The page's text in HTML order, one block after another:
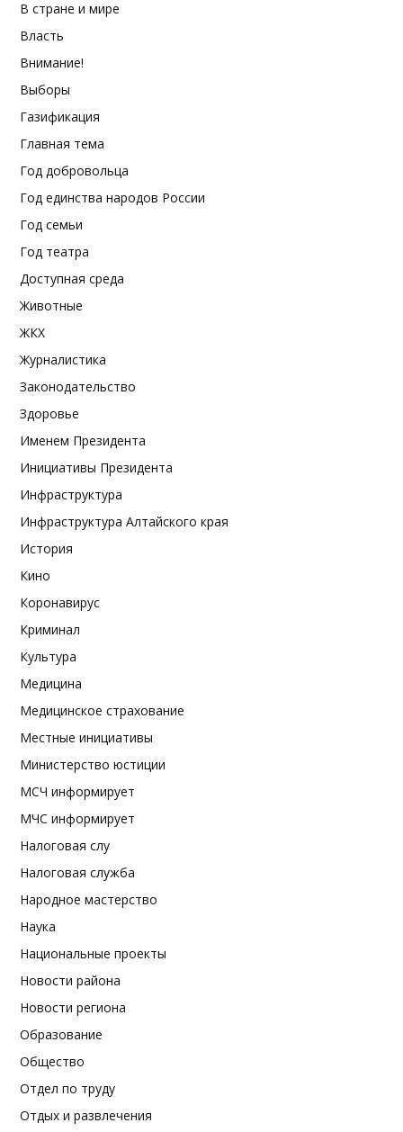
В стране и мире
Власть
Внимание!
Выборы
Газификация
Главная тема
Год добровольца
Год единства народов России
Год семьи
Год театра
Доступная среда
Животные
ЖКХ
Журналистика
Законодательство
Здоровье
Именем Президента
Инициативы Президента
Инфраструктура
Инфраструктура Алтайского края
История
Кино
Коронавирус
Криминал
Культура
Медицина
Медицинское страхование
Местные инициативы
Министерство юстиции
МСЧ информирует
МЧС информирует
Налоговая слу
Налоговая служба
Народное мастерство
Наука
Национальные проекты
Новости района
Новости региона
Образование
Общество
Отдел по труду
Отдых и развлечения